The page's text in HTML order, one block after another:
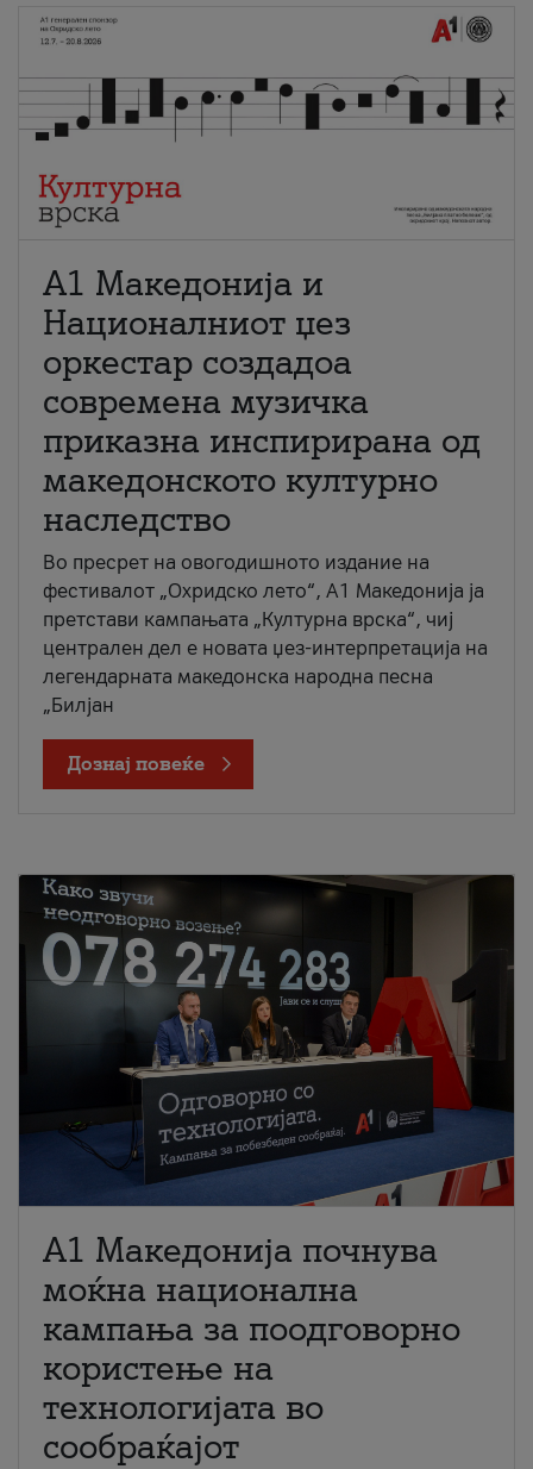
А1 Македонија и
Националниот џез
оркестар создадоа
современа музичка
приказна инспирирана од
македонското културно
наследство
Во пресрет на овогодишното издание на
фестивалот „Охридско лето“, А1 Македонија ја
претстави кампањата „Културна врска“, чиј
централен дел е новата џез-интерпретација на
легендарната македонска народна песна
„Билјан
Дознај повеќе
A1 Македонија почнува
моќна национална
кампања за поодговорно
користење на
технологијата во
сообраќајот